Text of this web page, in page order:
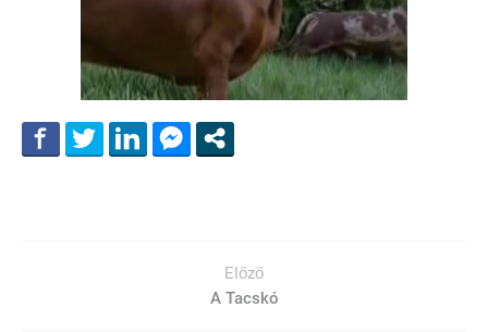
Előző
A Tacskó